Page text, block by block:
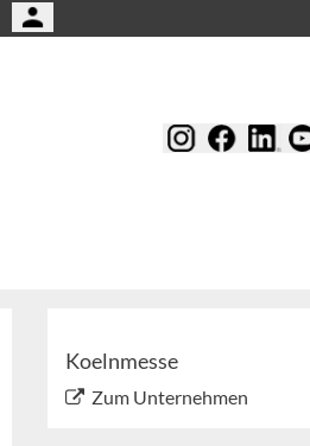
Koelnmesse
Zum Unternehmen